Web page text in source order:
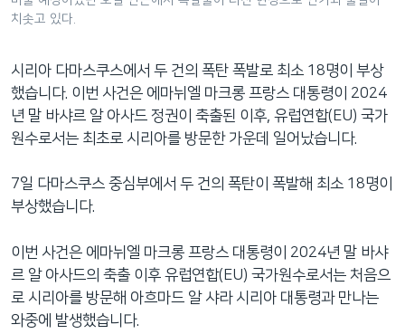
션
이
동
으
치솟고 있다.
시리아 다마스쿠스에서 두 건의 폭탄 폭발로 최소 18명이 부상
했습니다. 이번 사건은 에마뉘엘 마크롱 프랑스 대통령이 2024
년 말 바샤르 알 아사드 정권이 축출된 이후, 유럽연합(EU) 국가
원수로서는 최초로 시리아를 방문한 가운데 일어났습니다.
7일 다마스쿠스 중심부에서 두 건의 폭탄이 폭발해 최소 18명이
부상했습니다.
이번 사건은 에마뉘엘 마크롱 프랑스 대통령이 2024년 말 바샤
르 알 아사드의 축출 이후 유럽연합(EU) 국가원수로서는 처음으
로 시리아를 방문해 아흐마드 알 샤라 시리아 대통령과 만나는
와중에 발생했습니다.